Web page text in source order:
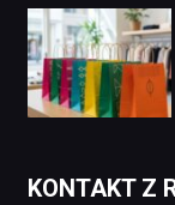
KONTAKT Z